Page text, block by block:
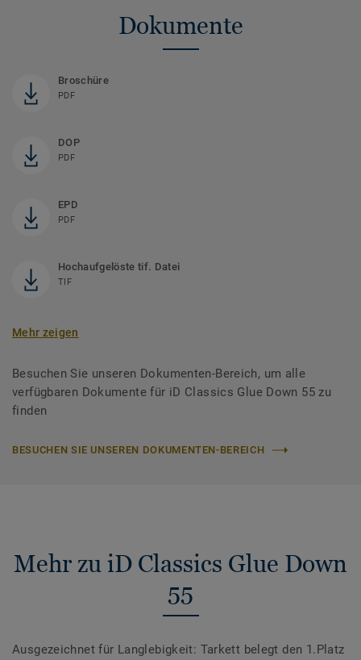
Dokumente
Broschüre
PDF
DOP
PDF
EPD
PDF
Hochaufgelöste tif. Datei
TIF
Mehr zeigen
Besuchen Sie unseren Dokumenten-Bereich, um alle
verfügbaren Dokumente für iD Classics Glue Down 55 zu
finden
BESUCHEN SIE UNSEREN DOKUMENTEN-BEREICH
Mehr zu iD Classics Glue Down
55
Ausgezeichnet für Langlebigkeit: Tarkett belegt den 1.Platz